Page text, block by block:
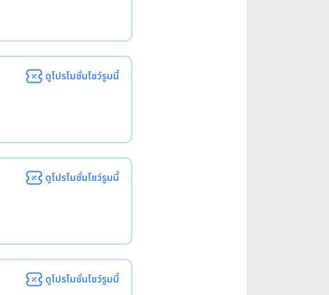
ดูโปรโมชั่นโชว์รูมนี้
ดูโปรโมชั่นโชว์รูมนี้
ดูโปรโมชั่นโชว์รูมนี้